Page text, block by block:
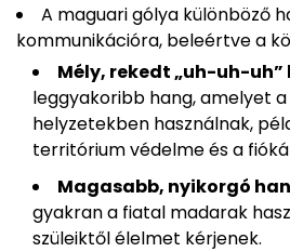
A maguari gólya különböző
kommunikációra, beleértve a
Mély, rekedt „uh-uh-uh”
leggyakoribb hang, amelyet
helyzetekben használnak,
territórium védelme és a
Magasabb, nyikorgó
gyakran a fiatal madarak
szüleiktől élelmet kérjenek.